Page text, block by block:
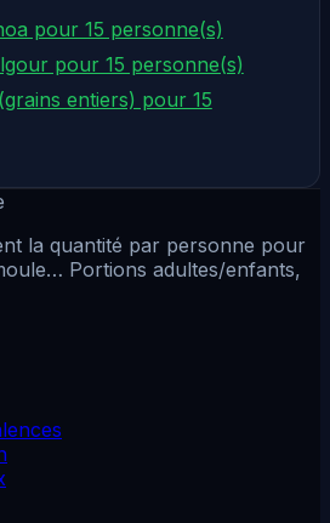
pour 15 personne(s)
pour 15 personne(s)
entiers) pour 15
la quantité par personne pour
Portions adultes/enfants,